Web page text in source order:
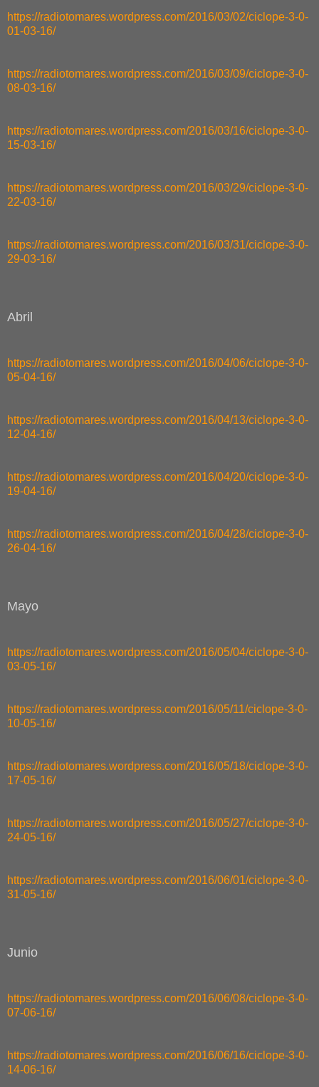
https://radiotomares.wordpress.com/2016/03/02/ciclope-3-0-
01-03-16/
https://radiotomares.wordpress.com/2016/03/09/ciclope-3-0-
08-03-16/
https://radiotomares.wordpress.com/2016/03/16/ciclope-3-0-
15-03-16/
https://radiotomares.wordpress.com/2016/03/29/ciclope-3-0-
22-03-16/
https://radiotomares.wordpress.com/2016/03/31/ciclope-3-0-
29-03-16/
Abril
https://radiotomares.wordpress.com/2016/04/06/ciclope-3-0-
05-04-16/
https://radiotomares.wordpress.com/2016/04/13/ciclope-3-0-
12-04-16/
https://radiotomares.wordpress.com/2016/04/20/ciclope-3-0-
19-04-16/
https://radiotomares.wordpress.com/2016/04/28/ciclope-3-0-
26-04-16/
Mayo
https://radiotomares.wordpress.com/2016/05/04/ciclope-3-0-
03-05-16/
https://radiotomares.wordpress.com/2016/05/11/ciclope-3-0-
10-05-16/
https://radiotomares.wordpress.com/2016/05/18/ciclope-3-0-
17-05-16/
https://radiotomares.wordpress.com/2016/05/27/ciclope-3-0-
24-05-16/
https://radiotomares.wordpress.com/2016/06/01/ciclope-3-0-
31-05-16/
Junio
https://radiotomares.wordpress.com/2016/06/08/ciclope-3-0-
07-06-16/
https://radiotomares.wordpress.com/2016/06/16/ciclope-3-0-
14-06-16/